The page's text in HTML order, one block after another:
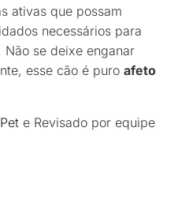
ativas que possam
necessários para
se deixe enganar
esse cão é puro afeto
e Revisado por equipe